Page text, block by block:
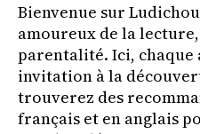
Bienvenue sur
amoureux de la
parentalité. Ici, chaque
invitation à la
trouverez des
français et en anglais